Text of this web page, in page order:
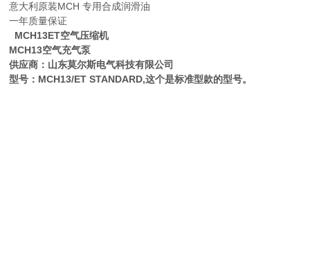
意大利原装MCH 专用合成润滑油
一年质量保证
MCH13ET空气压缩机
MCH13空气充气泵
供应商：山东莫尔斯电气科技有限公司
型号：MCH13/ET STANDARD,这个是标准型款的型号。